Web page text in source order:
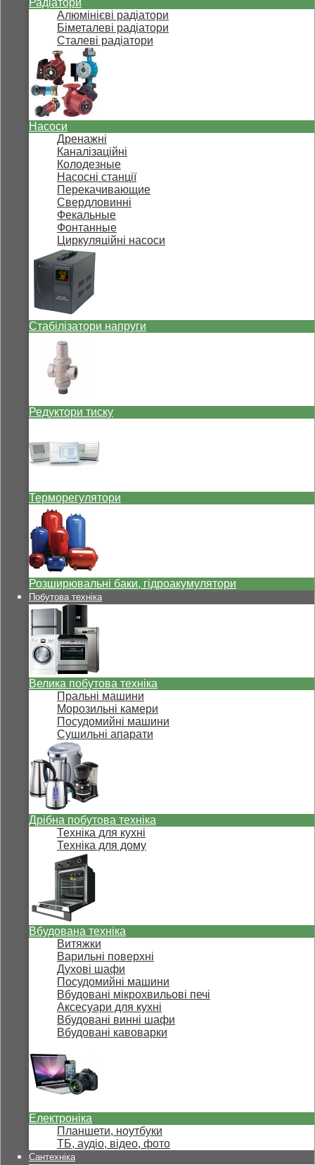
Радіатори
Алюмінієві радіатори
Біметалеві радіатори
Сталеві радіатори
Насоси
Дренажні
Каналізаційні
Колодезные
Насосні станції
Перекачивающие
Свердловинні
Фекальные
Фонтанные
Циркуляційні насоси
Стабілізатори напруги
Редуктори тиску
Терморегулятори
Розширювальні баки, гідроакумулятори
Побутова техніка
Велика побутова техніка
Пральні машини
Морозильні камери
Посудомийні машини
Сушильні апарати
Дрібна побутова техніка
Техніка для кухні
Техніка для дому
Вбудована техніка
Витяжки
Варильні поверхні
Духові шафи
Посудомийні машини
Вбудовані мікрохвильові печі
Аксесуари для кухні
Вбудовані винні шафи
Вбудовані кавоварки
Електроніка
Планшети, ноутбуки
ТБ, аудіо, відео, фото
Сантехніка